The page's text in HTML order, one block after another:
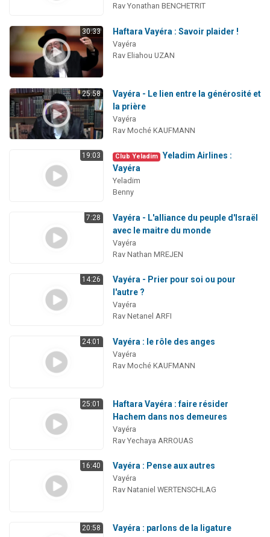
Rav Yonathan BENCHETRIT
30:33 Haftara Vayéra : Savoir plaider !
Vayéra
Rav Eliahou UZAN
25:58
Vayéra - Le lien entre la générosité et
la prière
Vayéra
Rav Moché KAUFMANN
19:03 Club Yeladim
Yeladim Airlines :
Vayéra
Yeladim
Benny
7:28
Vayéra - L'alliance du peuple d'Israël
avec le maitre du monde
Vayéra
Rav Nathan MREJEN
14:26
Vayéra - Prier pour soi ou pour
l'autre ?
Vayéra
Rav Netanel ARFI
24:01 Vayéra : le rôle des anges
Vayéra
Rav Moché KAUFMANN
25:01
Haftara Vayéra : faire résider
Hachem dans nos demeures
Vayéra
Rav Yechaya ARROUAS
16:40 Vayéra : Pense aux autres
Vayéra
Rav Nataniel WERTENSCHLAG
20:58
Vayéra : parlons de la ligature